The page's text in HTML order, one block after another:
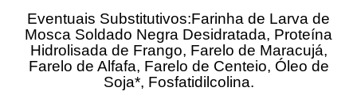
Eventuais Substitutivos:Farinha de Larva de
Mosca Soldado Negra Desidratada, Proteína
Hidrolisada de Frango, Farelo de Maracujá,
Farelo de Alfafa, Farelo de Centeio, Óleo de
Soja*, Fosfatidilcolina.